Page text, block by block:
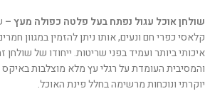
שולחן אוכל עגול נפתח בעל פלטה כפולה מעץ –
קלאסי כפרי חם ונעים, אותו ניתן להזמין במגוון
איכותי ביותר ועמיד בפני שריטות. ייחודו של
והמסיבית העומדת על רגלי עץ מלא מוצלבות
יוקרתי ונוכחות מרשימה בחלל פינת האוכל.